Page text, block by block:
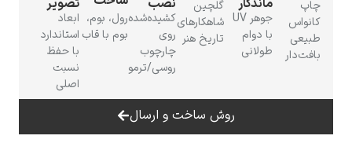
ادگار دگا
جوهر UV
گلچین
شاهکارهای
تاریخ هنر
نصب
کشیده‌شده
روی
چارچوب
رول، بوم،
بوم با قاب
تصویر
ابعاد
استاندارد
با حفظ
نسبت
روش ساخت و ارسال